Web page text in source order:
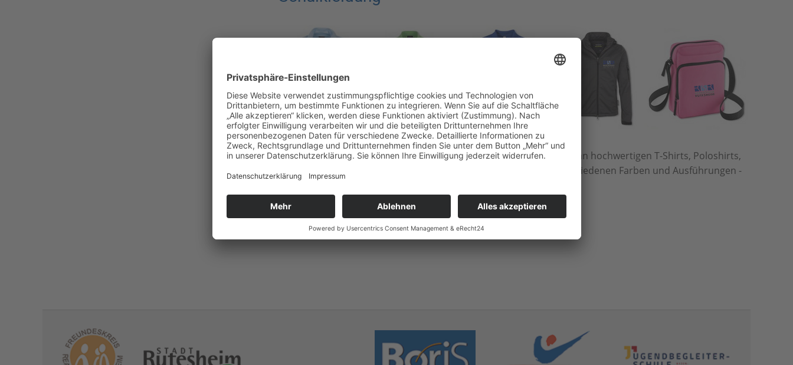
Im Online-Shop von DIGITAL ACCESS finden Sie eine große Auswahl an hochwertigen T-Shirts, Poloshirts,
Sweatshirts und Jacken sowie modische Accessoires in vielen verschiedenen Farben und Ausführungen -
Online-Shop